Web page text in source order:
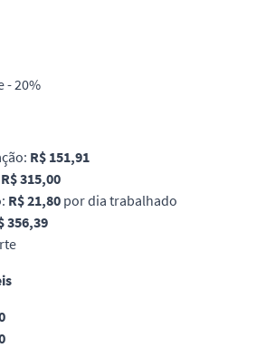
- 20%
R$ 151,91
R$ 315,00
R$ 21,80 por dia trabalhado
356,39